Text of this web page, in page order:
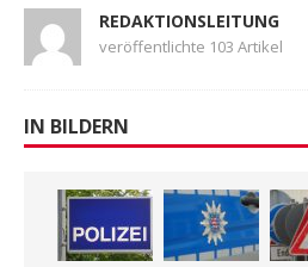
REDAKTIONSLEITUNG
veröffentlichte 103 Artikel
IN BILDERN